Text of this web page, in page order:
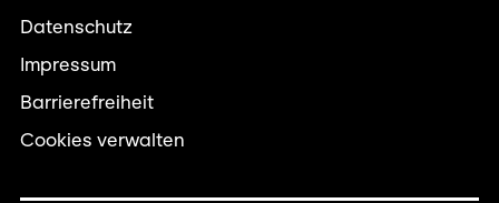
Datenschutz
Impressum
Barrierefreiheit
Cookies verwalten